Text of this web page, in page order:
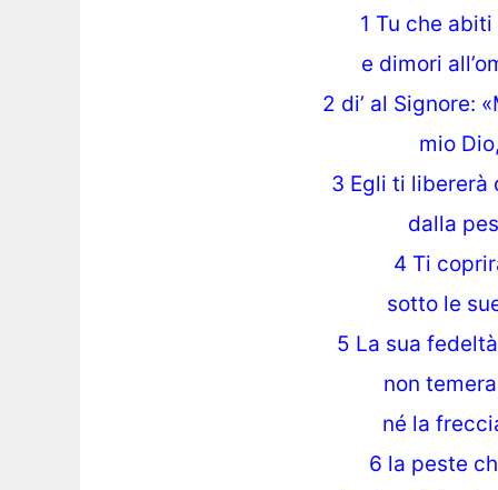
1 Tu che
e dimori
2 di’ al Signore:
mio
3 Egli ti libererà
dalla
4 Ti
sotto le
5 La sua
non
né la
6 la peste